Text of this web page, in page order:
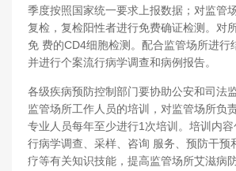
季度按照国家统一要求上报数据；对监管
复检，复检阳性者进行免费确证检测。对
免 费的CD4细胞检测。配合监管场所进行
并进行个案流行病学调查和病例报告。
各级疾病预防控制部门要协助公安和司法
监管场所工作人员的培训，对监管场所负
专业人员每年至少进行1次培训。培训内
行病学调查、采样、咨询 服务、预防干预
疗等有关知识技能，提高监管场所艾滋病